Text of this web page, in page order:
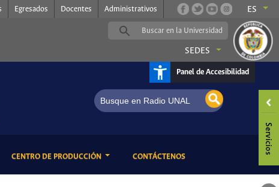
Egresados Docentes Administrativos ES
SEDES
Panel de Accesibilidad
UNAL, somos música
CENTRO DE PRODUCCIÓN CONTÁCTENOS(CURRENT)